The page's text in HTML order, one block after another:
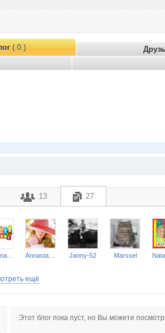
( 0 )
13 27
Janny-52 Marssel
ещё
Этот блог пока пуст, но Вы можете